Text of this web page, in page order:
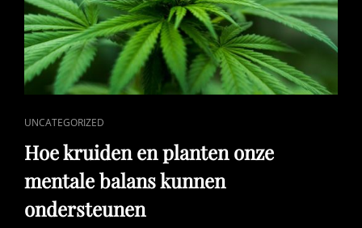
CAT
LINKS
UNCATEGORIZED
Hoe kruiden en planten onze
mentale balans kunnen
ondersteunen